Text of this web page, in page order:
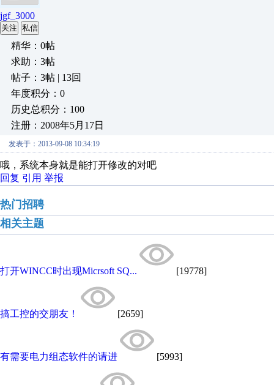
jgf_3000
关注 私信
精华：0帖
求助：3帖
帖子：3帖 | 13回
年度积分：0
历史总积分：100
注册：2008年5月17日
发表于：2013-09-08 10:34:19
哦，系统本身就是能打开修改的对吧
回复 引用 举报
热门招聘
相关主题
打开WINCC时出现Micrsoft SQ... [19778]
搞工控的交朋友！ [2659]
有需要电力组态软件的请进 [5993]